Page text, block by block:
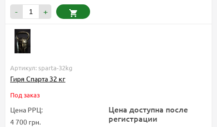
- +
Артикул: sparta-32kg
Гиря Спарта 32 кг
Под заказ
Цена РРЦ:
4 700 грн.
Цена доступна после
регистрации